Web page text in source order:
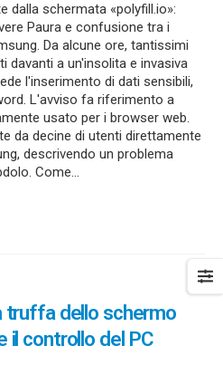
dalla schermata «polyfill.io»:
Paura e confusione tra i
Da alcune ore, tantissimi
davanti a un'insolita e invasiva
l'inserimento di dati sensibili,
L'avviso fa riferimento a
usato per i browser web.
da decine di utenti direttamente
descrivendo un problema
Come...
truffa dello schermo
il controllo del PC